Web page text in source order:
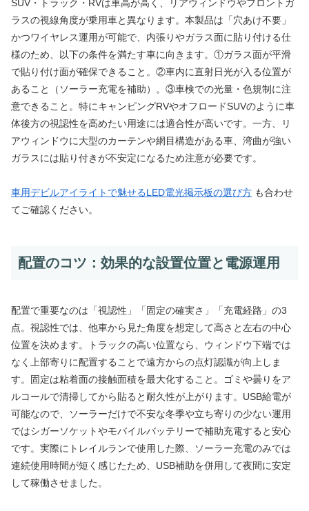
SUV・トラック・RVは車高が高く、リアウィンドウやフロントガ
ラスの視線角度が乗用車と異なります。本製品は「穴あけ不要」
かつワイヤレス運用が可能で、内張りやガラス面に貼り付ける仕
様のため、以下の条件を満たす車に向きます。①ガラス面が平滑
で貼り付け面が確保できること。②車内に直射日光が入る位置が
あること（ソーラー充電を補助）。③車検での光量・色規制に注
意できること。特にキャンピングRVやオフロードSUVのように車
体後方の視認性を高めたい用途には適合性が高いです。一方、リ
アウィンドウに大型のカーテンや網目構造がある車、湾曲が強い
ガラスには貼り付きが不安定になるため注意が必要です。
車用デビルアイライトで魅せるLED電光掲示板の選び方 も合わせ
てご確認ください。
配置のコツ：効果的な設置位置と電源運用
配置で重要なのは「視認性」「固定の確実さ」「充電経路」の3
点。視認性では、他車から見た角度を想定して高さと左右の中心
位置を決めます。トラックの高い位置なら、ウィンドウ下端では
なく上部寄りに配置することで遠方からの点灯認識が向上しま
す。固定は粘着面の接触面積を最大化すること。ゴミや曇りをア
ルコールで清掃してから貼ると耐久性が上がります。USB給電が
可能なので、ソーラーだけで不安な冬季や立ち寄りの少ない運用
ではシガーソケットやモバイルバッテリーで補助充電すると安心
です。実際にトレイルランで使用した際、ソーラー充電のみでは
連続使用時間が短く感じたため、USB補助を併用して夜間に安定
して稼働させました。